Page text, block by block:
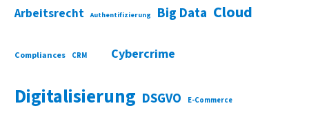
Arbeitsrecht Authentifizierung Big Data Cloud
Compliances CRM Cybercrime
Digitalisierung DSGVO E-Commerce